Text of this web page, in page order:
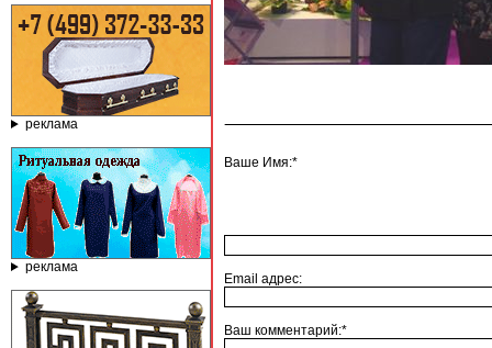
реклама
реклама
Ваше Имя:*
Email адрес:
Ваш комментарий:*